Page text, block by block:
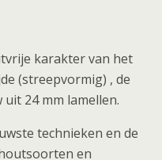
karakter van het
(streepvormig) , de
24 mm lamellen.
technieken en de
en